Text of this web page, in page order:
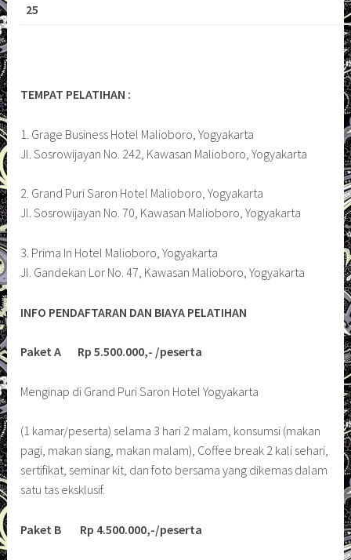
25
TEMPAT PELATIHAN :
1. Grage Business Hotel Malioboro, Yogyakarta
Jl. Sosrowijayan No. 242, Kawasan Malioboro, Yogyakarta
2. Grand Puri Saron Hotel Malioboro, Yogyakarta
Jl. Sosrowijayan No. 70, Kawasan Malioboro, Yogyakarta
3. Prima In Hotel Malioboro, Yogyakarta
Jl. Gandekan Lor No. 47, Kawasan Malioboro, Yogyakarta
INFO PENDAFTARAN DAN BIAYA PELATIHAN
Paket A Rp 5.500.000,- /peserta
Menginap di Grand Puri Saron Hotel Yogyakarta
(1 kamar/peserta) selama 3 hari 2 malam, konsumsi (makan
pagi, makan siang, makan malam), Coffee break 2 kali sehari,
sertifikat, seminar kit, dan foto bersama yang dikemas dalam
satu tas eksklusif.
Paket B Rp 4.500.000,-/peserta